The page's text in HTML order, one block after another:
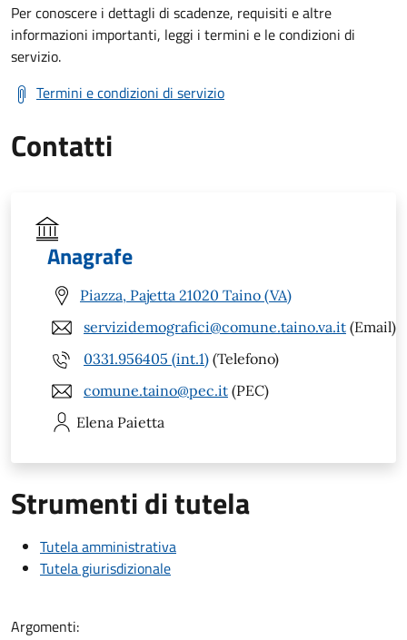
Per conoscere i dettagli di scadenze, requisiti e altre
informazioni importanti, leggi i termini e le condizioni di
servizio.
Termini e condizioni di servizio
Contatti
Anagrafe
Piazza, Pajetta 21020 Taino (VA)
servizidemografici@comune.taino.va.it (Email)
0331.956405 (int.1) (Telefono)
comune.taino@pec.it (PEC)
Elena Paietta
Strumenti di tutela
Tutela amministrativa
Tutela giurisdizionale
Argomenti: